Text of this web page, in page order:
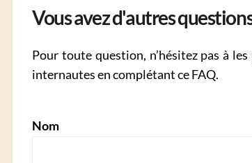
Vous avez d'autres
Pour toute question, n’hésitez pas à
internautes en complétant ce FAQ.
Nom